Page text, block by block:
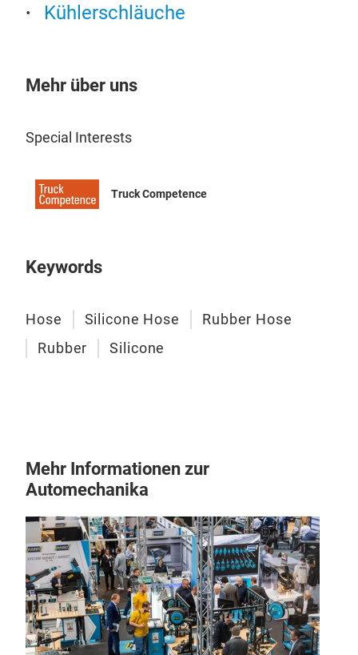
Kühlerschläuche
Mehr über uns
Special Interests
Truck Competence
Keywords
Hose Silicone Hose
Rubber Hose
Rubber
Silicone
Mehr Informationen zur
Automechanika